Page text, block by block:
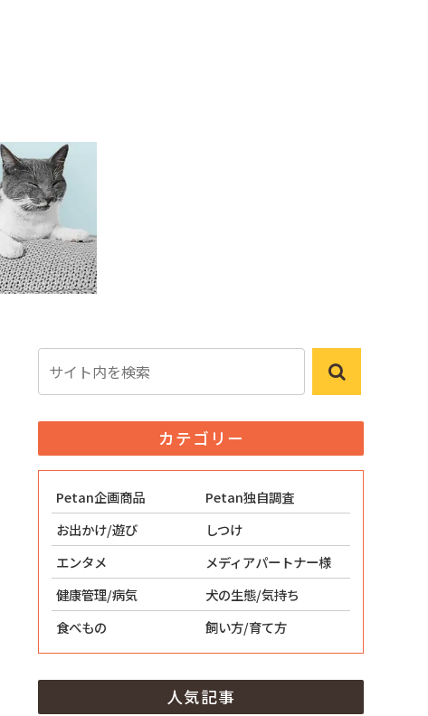
カテゴリー
Petan企画商品
Petan独自調査
お出かけ/遊び
しつけ
エンタメ
メディアパートナー様
健康管理/病気
犬の生態/気持ち
食べもの
飼い方/育て方
人気記事